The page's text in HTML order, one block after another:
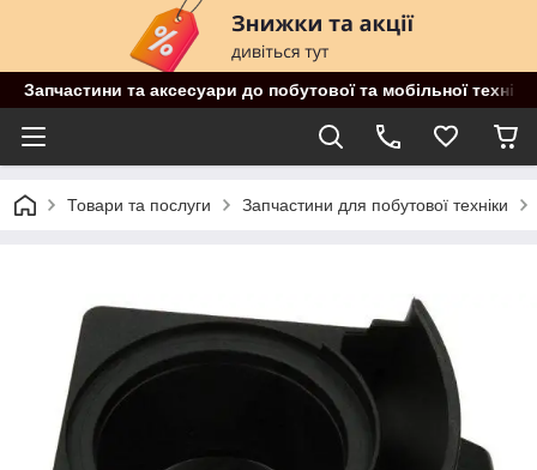
Запчастини та аксесуари до побутової та мобільної
Товари та послуги Запчастини для побутової техніки